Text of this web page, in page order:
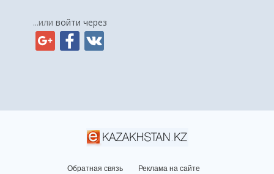
...или войти через
Обратная связь Реклама на сайте